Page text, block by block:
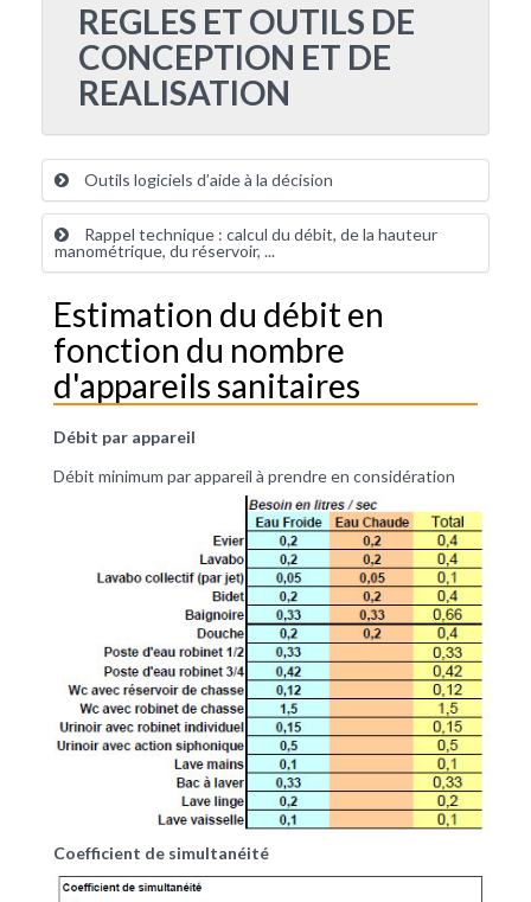
REGLES ET OUTILS DE
CONCEPTION ET DE
REALISATION
Outils logiciels d’aide à la décision
Rappel technique : calcul du débit, de la hauteur
manométrique, du réservoir, ...
Estimation du débit en
fonction du nombre
d'appareils sanitaires
Débit par appareil
Débit minimum par appareil à prendre en considération
Coefficient de simultanéité